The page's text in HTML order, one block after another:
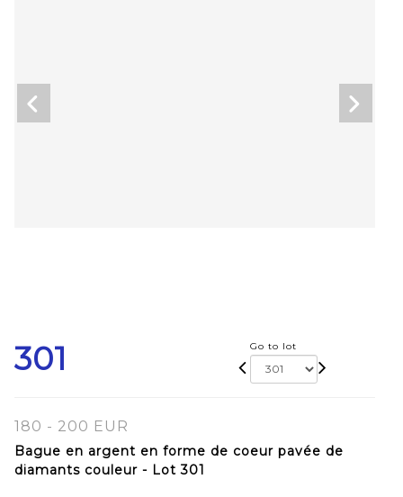
301 Go to lot
180 - 200 EUR
Bague en argent en forme de coeur pavée de
diamants couleur - Lot 301